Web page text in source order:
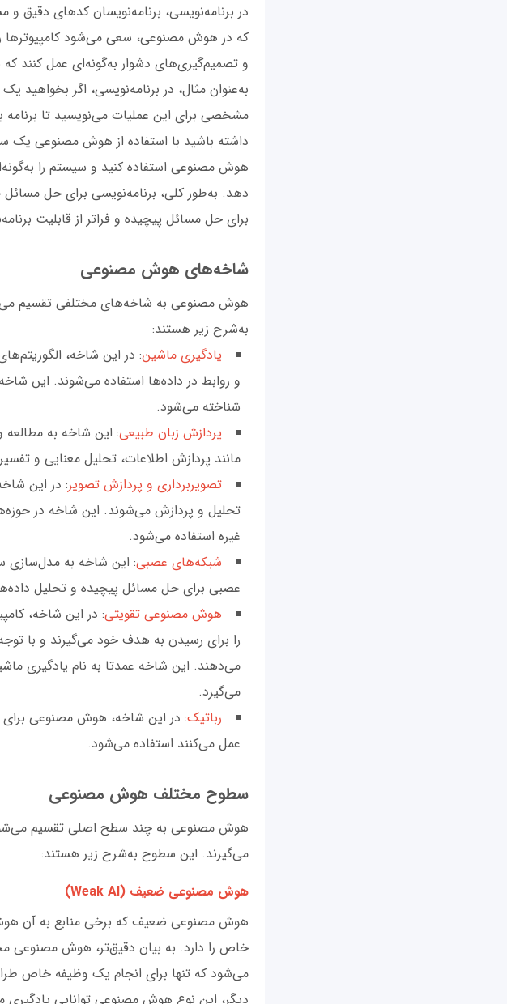
در برنامه‌نویسی، برنامه‌نویسان کدهای
که در هوش مصنوعی، سعی می‌شود کامپیوترها را
و تصمیم‌گیری‌های دشوار به‌گونه‌ای عمل کنند
به‌عنوان مثال، در برنامه‌نویسی، اگر بخواهید
مشخصی برای این عملیات می‌نویسید تا برنامه
داشته باشید با استفاده از هوش مصنوعی یک
هوش مصنوعی استفاده کنید و سیستم را
دهد. به‌طور کلی، برنامه‌نویسی برای حل
برای حل مسائل پیچیده و فراتر از قابلیت
شاخه‌های هوش مصنوعی
هوش مصنوعی به شاخه‌های مختلفی تقسیم
به‌شرح زیر هستند:
یادگیری ماشین: در این شاخه،
و روابط در داده‌ها استفاده می‌شوند. این
شناخته می‌شود.
پردازش زبان طبیعی: این شاخه به مطالعه
مانند پردازش اطلاعات، تحلیل معنایی و
تصویربرداری و پردازش تصویر: در این
تحلیل و پردازش می‌شوند. این شاخه در
غیره استفاده می‌شود.
شبکه‌های عصبی: این شاخه به مدل‌سازی
عصبی برای حل مسائل پیچیده و تحلیل
هوش مصنوعی تقویتی: در این شاخه،
را برای رسیدن به هدف خود می‌گیرند و با توجه
می‌دهند. این شاخه عمدتا به نام یادگیری
می‌گیرد.
رباتیک: در این شاخه، هوش مصنوعی
عمل می‌کنند استفاده می‌شود.
سطوح مختلف هوش مصنوعی
هوش مصنوعی به چند سطح اصلی تقسیم می‌شود
می‌گیرند. این سطوح به‌شرح زیر هستند:
هوش مصنوعی ضعیف (Weak AI)
هوش مصنوعی ضعیف که برخی منابع به آن
می‌شود که تنها برای انجام یک وظیفه خاص
دیگر، این نوع هوش مصنوعی توانایی یادگیری